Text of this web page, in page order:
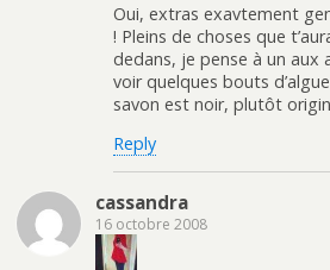
Oui, extras exavtement
! Pleins de choses que
dedans, je pense à un aux
voir quelques bouts
savon est noir, plutôt
Reply
cassandra
16 octobre 2008